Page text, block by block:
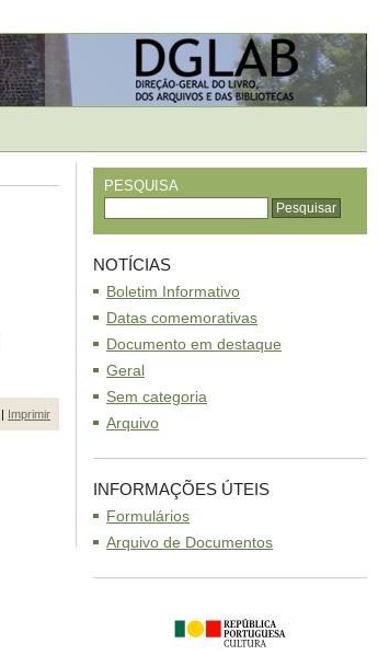
| Imprimir
PESQUISA
NOTÍCIAS
Boletim Informativo
Datas comemorativas
Documento em destaque
Geral
Sem categoria
Arquivo
INFORMAÇÕES ÚTEIS
Formulários
Arquivo de Documentos